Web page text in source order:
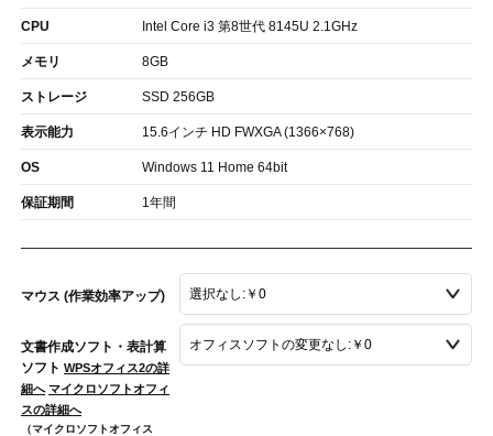
CPU Intel Core i3 第8世代 8145U 2.1GHz
メモリ 8GB
ストレージ SSD 256GB
表示能力 15.6インチ HD FWXGA (1366×768)
OS Windows 11 Home 64bit
保証期間 1年間
マウス (作業効率アップ)
文書作成ソフト・表計算
ソフト WPSオフィス2の詳
細へ マイクロソフトオフィ
スの詳細へ
（マイクロソフトオフィス